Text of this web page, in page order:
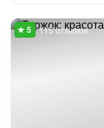
115 отзывов